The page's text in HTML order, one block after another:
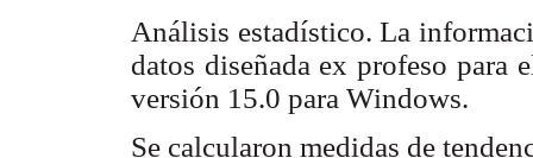
Análisis estadístico. La
datos diseñada ex profeso para
versión 15.0 para Windows.
Se calcularon medidas de